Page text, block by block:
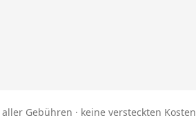
Gebühren · keine versteckten Kosten